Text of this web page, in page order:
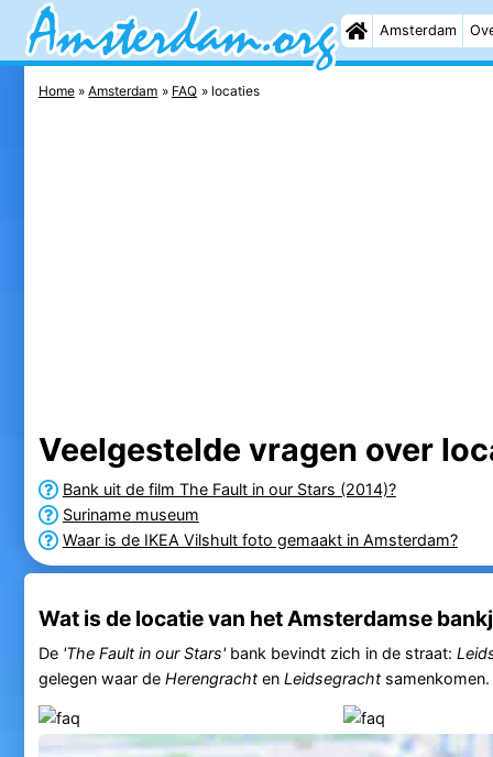
Amsterdam
Home Amsterdam FAQ locaties
Veelgestelde vragen over
Bank uit de film The Fault in our Stars (2014)?
Suriname museum
Waar is de IKEA Vilshult foto gemaakt in Amsterdam?
Wat is de locatie van het Amsterdamse
De 'The Fault in our Stars'bank bevindt zich in de straat:
gelegen waar de Herengrachten Leidsegrachtsamenkomen.